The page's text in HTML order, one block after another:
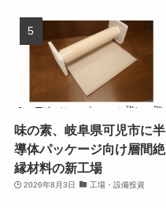
味の素、岐阜県可児市に半
導体パッケージ向け層間絶
縁材料の新工場
2026年8月3日 工場・設備投資